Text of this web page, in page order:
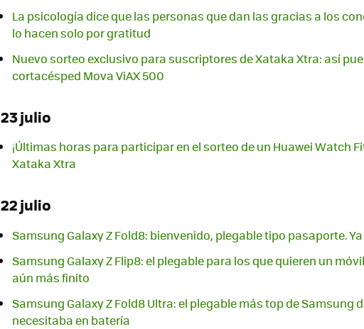
La psicología dice que las personas que dan las gracias a los
lo hacen solo por gratitud
Nuevo sorteo exclusivo para suscriptores de Xataka Xtra: así
cortacésped Mova ViAX 500
23 julio
¡Últimas horas para participar en el sorteo de un Huawei Watch
Xataka Xtra
22 julio
Samsung Galaxy Z Fold8: bienvenido, plegable tipo pasaporte.
Samsung Galaxy Z Flip8: el plegable para los que quieren un
aún más finito
Samsung Galaxy Z Fold8 Ultra: el plegable más top de Samsung
necesitaba en batería